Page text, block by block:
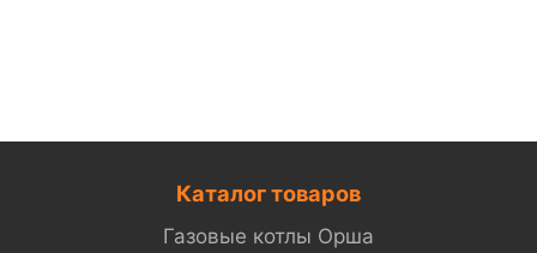
Каталог товаров
Газовые котлы Орша